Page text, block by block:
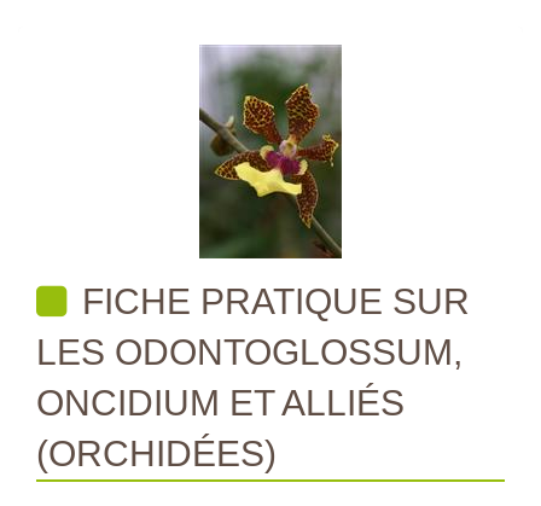
FICHE PRATIQUE SUR
LES ODONTOGLOSSUM,
ONCIDIUM ET ALLIÉS
(ORCHIDÉES)